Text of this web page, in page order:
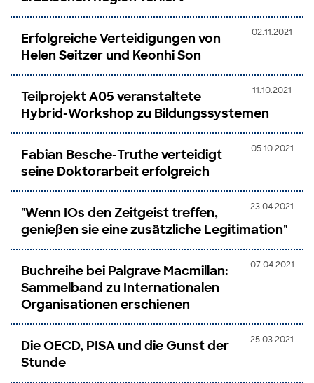
02.11.2021
Erfolgreiche Verteidigungen von
Helen Seitzer und Keonhi Son
11.10.2021
Teilprojekt A05 veranstaltete
Hybrid-Workshop zu Bildungssystemen
05.10.2021
Fabian Besche-Truthe verteidigt
seine Doktorarbeit erfolgreich
23.04.2021
"Wenn IOs den Zeitgeist treffen,
genießen sie eine zusätzliche Legitimation"
07.04.2021
Buchreihe bei Palgrave Macmillan:
Sammelband zu Internationalen
Organisationen erschienen
25.03.2021
Die OECD, PISA und die Gunst der
Stunde